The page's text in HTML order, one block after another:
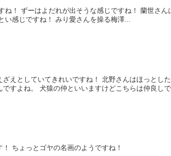
ね！ ずーはよだれが出そうな感じですね！ 蘭世さん
い感じですね！ みり愛さんを操る梅澤...
えとしていてきれいですね！ 北野さんはほっとし
すよね。 犬猿の仲といいますけどこちらは仲良しで
ちょっとゴヤの名画のようですね！